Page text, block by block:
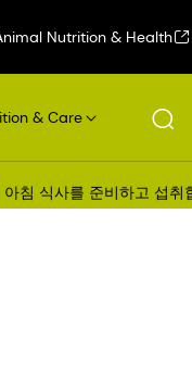
Nutrition & Health
& Care
침 식사를 준비하고 섭취